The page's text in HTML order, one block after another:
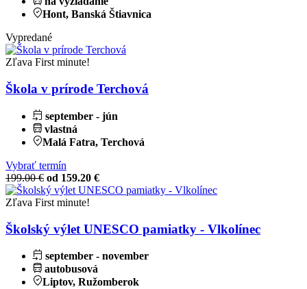
Hont, Banská Štiavnica
Vypredané
Zľava First minute!
Škola v prírode Terchová
september - jún
vlastná
Malá Fatra, Terchová
Vybrať termín
199.00 € od 159.20 €
Zľava First minute!
Školský výlet UNESCO pamiatky - Vlkolínec
september - november
autobusová
Liptov, Ružomberok